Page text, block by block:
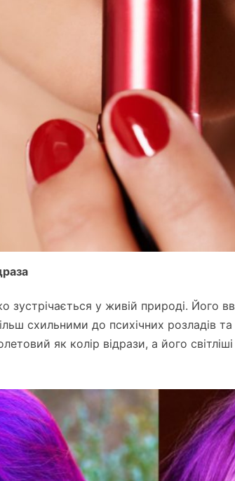
зустрічається у живій природі.
схильними до психічних розладів
як колір відрази, а його